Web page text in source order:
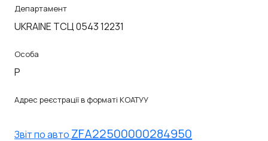
Департамент
UKRAINE ТСЦ 0543 12231
Особа
P
Адрес реєстрації в форматі КОАТУУ
Звiт по авто ZFA22500000284950